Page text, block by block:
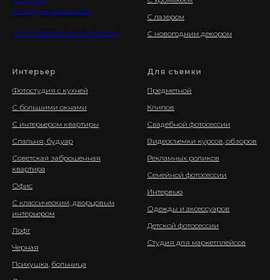
конфиденциальности
Пользовательское соглашение
С лазером
С новогодним декором
Интерьер
Фотостудия с кухней
С большими окнами
С интерьером квартиры
Спальня, будуар
Советская заброшенная
квартира
Офис
С классическим, дворцовым
интерьером
Лофт
Черная
Психушка больница
Для съемки
Предметной
Клипов
Свадебной фотосессии
Видеосъемки курсов, обзоров
Рекламных роликов
Семейной фотосессии
Интервью
Одежды и аксессуаров
Детской фотосессии
Студия для маркетплейсов